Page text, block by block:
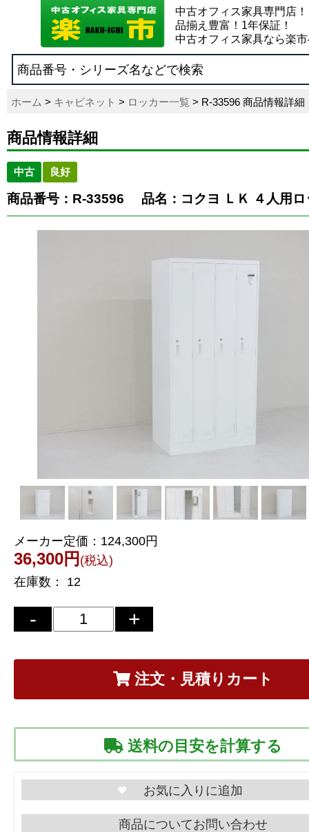
中古オフィス家具専門店！
品揃え豊富！1年保証！
中古オフィス家具なら楽
ホーム > キャビネット > ロッカー一覧 > R-33596 商品情報詳細
商品情報詳細
中古 良好
商品番号：R-33596 品名：コクヨ ＬＫ ４人用ロ
メーカー定価： 124,300円
36,300円 (税込)
在庫数：
12
注文・見積りカート
送料の目安を計算する
商品についてお問い合わせ